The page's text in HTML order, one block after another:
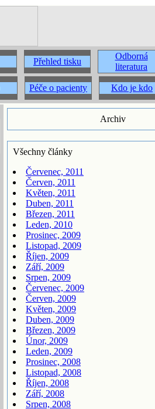
Přehled tisku
Odborná
literatura
Péče o pacienty Kdo je kdo
Archiv
Všechny články
Červenec, 2011
Červen, 2011
Květen, 2011
Duben, 2011
Březen, 2011
Leden, 2010
Prosinec, 2009
Listopad, 2009
Říjen, 2009
Září, 2009
Srpen, 2009
Červenec, 2009
Červen, 2009
Květen, 2009
Duben, 2009
Březen, 2009
Únor, 2009
Leden, 2009
Prosinec, 2008
Listopad, 2008
Říjen, 2008
Září, 2008
Srpen, 2008